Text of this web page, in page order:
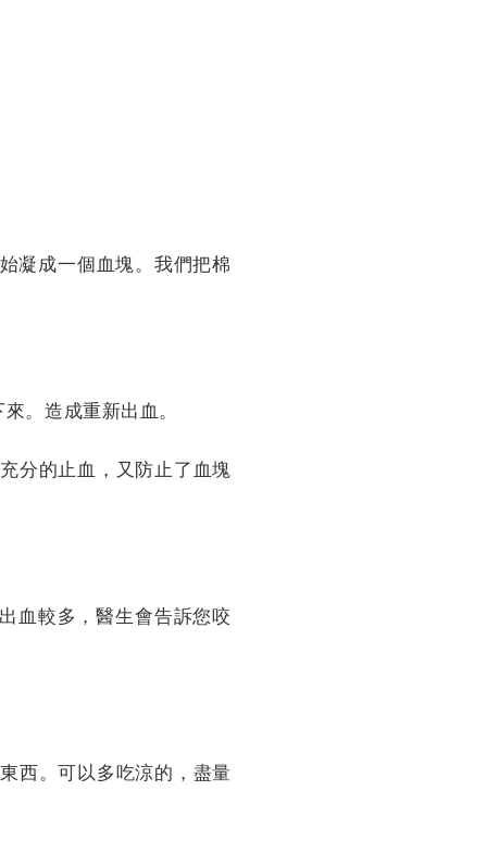
凝成一個血塊。我們把棉
。造成重新出血。
分的止血，又防止了血塊
血較多，醫生會告訴您咬
西。可以多吃涼的，盡量